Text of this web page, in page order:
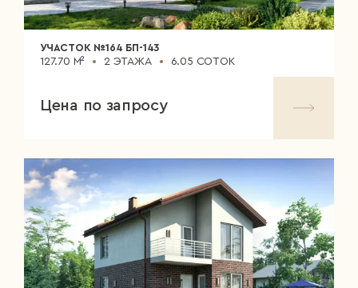
УЧАСТОК №164 БП-143
127.70 М² 2 ЭТАЖА 6.05 СОТОК
Цена по запросу